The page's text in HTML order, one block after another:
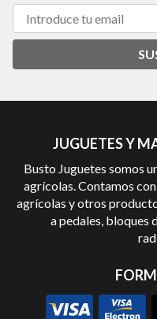
JUGUETES Y
Busto Juguetes somos
agrícolas. Contamos
agrícolas y otros
a pedales, bloques